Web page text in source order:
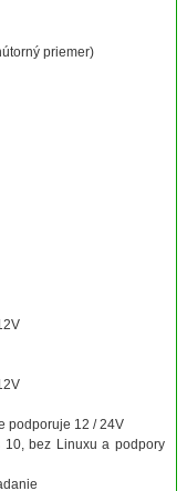
priemer)
podporuje 12 / 24V
10, bez Linuxu a podpory